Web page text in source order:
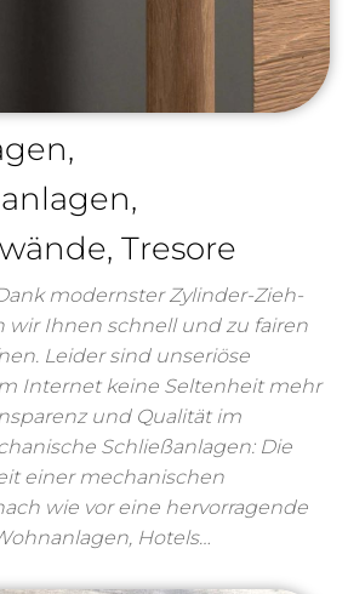
Tresore
modernster Zylinder-Zieh-
wir Ihnen schnell und zu fairen
Leider sind unseriöse
Internet keine Seltenheit mehr
und Qualität im
Schließanlagen: Die
einer mechanischen
wie vor eine hervorragende
Hotels…